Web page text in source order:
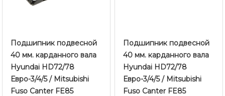
Подшипник подвесной
40 мм. карданного вала
Hyundai HD72/78
Евро-3/4/5 / Mitsubishi
Fuso Canter FE85
Подшипник подвесной
40 мм. карданного вала
Hyundai HD72/78
Евро-3/4/5 / Mitsubishi
Fuso Canter FE85